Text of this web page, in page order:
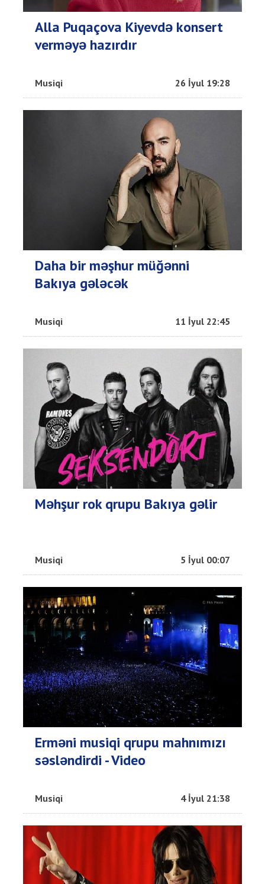
Alla Puqaçova Kiyevdə konsert
verməyə hazırdır
Musiqi 26 İyul 19:28
Daha bir məşhur müğənni
Bakıya gələcək
Musiqi 11 İyul 22:45
Məhşur rok qrupu Bakıya gəlir
Musiqi 5 İyul 00:07
Erməni musiqi qrupu mahnımızı
səsləndirdi - Video
Musiqi 4 İyul 21:38